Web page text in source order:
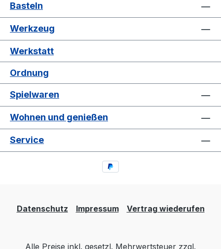
Basteln
Werkzeug
Werkstatt
Ordnung
Spielwaren
Wohnen und genießen
Service
Datenschutz Impressum Vertrag wiederufen
Alle Preise inkl. gesetzl. Mehrwertsteuer zzgl.